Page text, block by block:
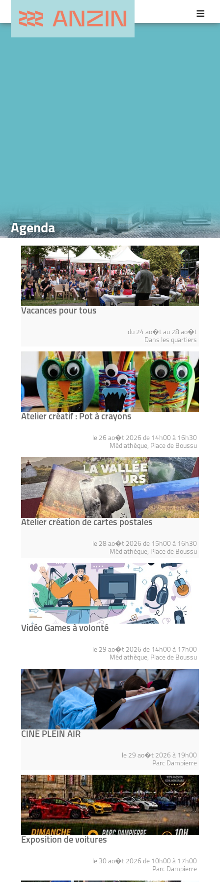
Agenda
Vacances pour tous
du 24 ao�t au 28 ao�t
Dans les quartiers
Atelier créatif : Pot à crayons
le 26 ao�t 2026 de 14h00 à 16h30
Médiathèque, Place de Boussu
Atelier création de cartes postales
le 28 ao�t 2026 de 15h00 à 16h30
Médiathèque, Place de Boussu
Vidéo Games à volonté
le 29 ao�t 2026 de 14h00 à 17h00
Médiathèque, Place de Boussu
CINÉ PLEIN AIR
le 29 ao�t 2026 à 19h00
Parc Dampierre
Exposition de voitures
le 30 ao�t 2026 de 10h00 à 17h00
Parc Dampierre